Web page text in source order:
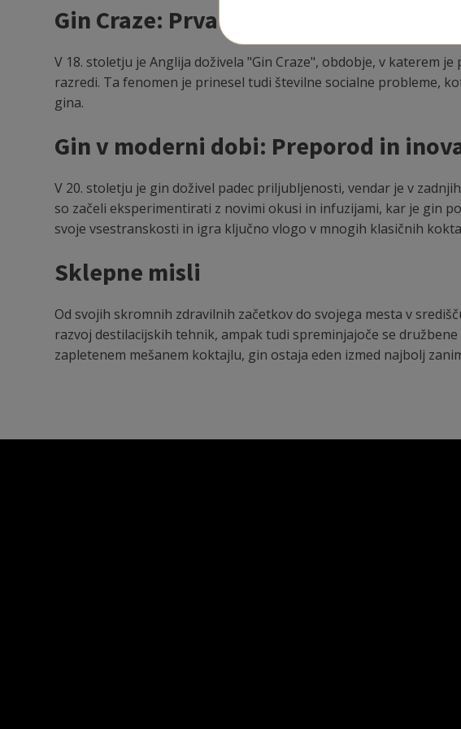
Gin Craze: Prva velika pijača
V 18. stoletju je Anglija doživela "Gin Craze", obdobje, v katerem
razredi. Ta fenomen je prinesel tudi številne socialne probleme,
gina.
Gin v moderni dobi: Preporod in
V 20. stoletju je gin doživel padec priljubljenosti, vendar je v
so začeli eksperimentirati z novimi okusi in infuzijami, kar je gin
svoje vsestranskosti in igra ključno vlogo v mnogih klasičnih
Sklepne misli
Od svojih skromnih zdravilnih začetkov do svojega mesta v
razvoj destilacijskih tehnik, ampak tudi spreminjajoče se
zapletenem mešanem koktajlu, gin ostaja eden izmed najbolj